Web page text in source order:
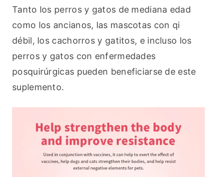
Tanto los perros y gatos de mediana edad
como los ancianos, las mascotas con qi
débil, los cachorros y gatitos, e incluso los
perros y gatos con enfermedades
posquirúrgicas pueden beneficiarse de este
suplemento.